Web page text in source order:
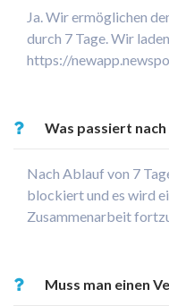
Ja. Wir ermöglichen
durch 7 Tage. Wir
https://
Was passiert
Nach Ablauf von 7
blockiert und es wird
Zusammenarbeit
Muss man einen